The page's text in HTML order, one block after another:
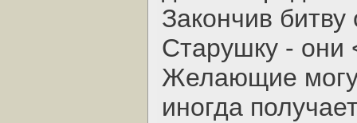
Закончив
Старушку - они
Желающие
иногда